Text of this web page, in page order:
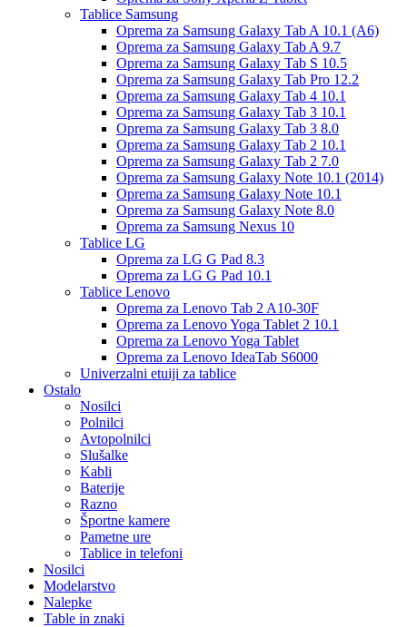
Tablice Samsung
Oprema za Samsung Galaxy Tab A 10.1 (A6)
Oprema za Samsung Galaxy Tab A 9.7
Oprema za Samsung Galaxy Tab S 10.5
Oprema za Samsung Galaxy Tab Pro 12.2
Oprema za Samsung Galaxy Tab 4 10.1
Oprema za Samsung Galaxy Tab 3 10.1
Oprema za Samsung Galaxy Tab 3 8.0
Oprema za Samsung Galaxy Tab 2 10.1
Oprema za Samsung Galaxy Tab 2 7.0
Oprema za Samsung Galaxy Note 10.1 (2014)
Oprema za Samsung Galaxy Note 10.1
Oprema za Samsung Galaxy Note 8.0
Oprema za Samsung Nexus 10
Tablice LG
Oprema za LG G Pad 8.3
Oprema za LG G Pad 10.1
Tablice Lenovo
Oprema za Lenovo Tab 2 A10-30F
Oprema za Lenovo Yoga Tablet 2 10.1
Oprema za Lenovo Yoga Tablet
Oprema za Lenovo IdeaTab S6000
Univerzalni etuiji za tablice
Ostalo
Nosilci
Polnilci
Avtopolnilci
Slušalke
Kabli
Baterije
Razno
Športne kamere
Pametne ure
Tablice in telefoni
Nosilci
Modelarstvo
Nalepke
Table in znaki